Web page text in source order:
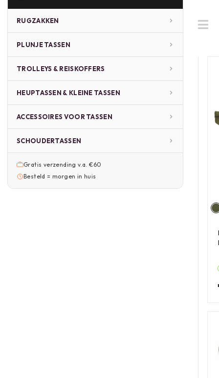
RUGZAKKEN
PLUNJE TASSEN
TROLLEYS & REISKOFFERS
HEUPTASSEN & KLEINE TASSEN
ACCESSOIRES VOOR TASSEN
SCHOUDERTASSEN
Gratis verzending v.a. €60
Besteld = morgen in huis